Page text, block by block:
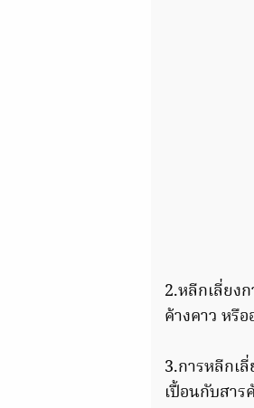
2.หลีกเลี่ยง
ค้างคาว หรื
3.การหลีกเ
เปื้อนกับสา